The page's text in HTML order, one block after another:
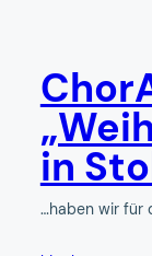
in
…haben wir für